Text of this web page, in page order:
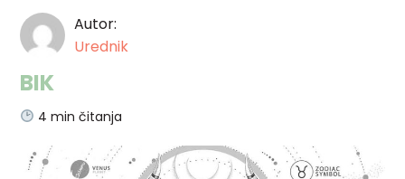
Autor:
Urednik
BIK
4 min čitanja